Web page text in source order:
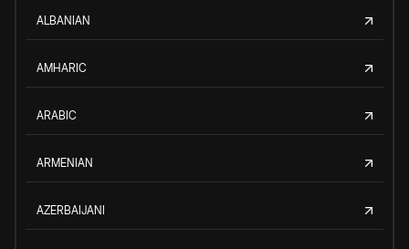
ALBANIAN
AMHARIC
ARABIC
ARMENIAN
AZERBAIJANI